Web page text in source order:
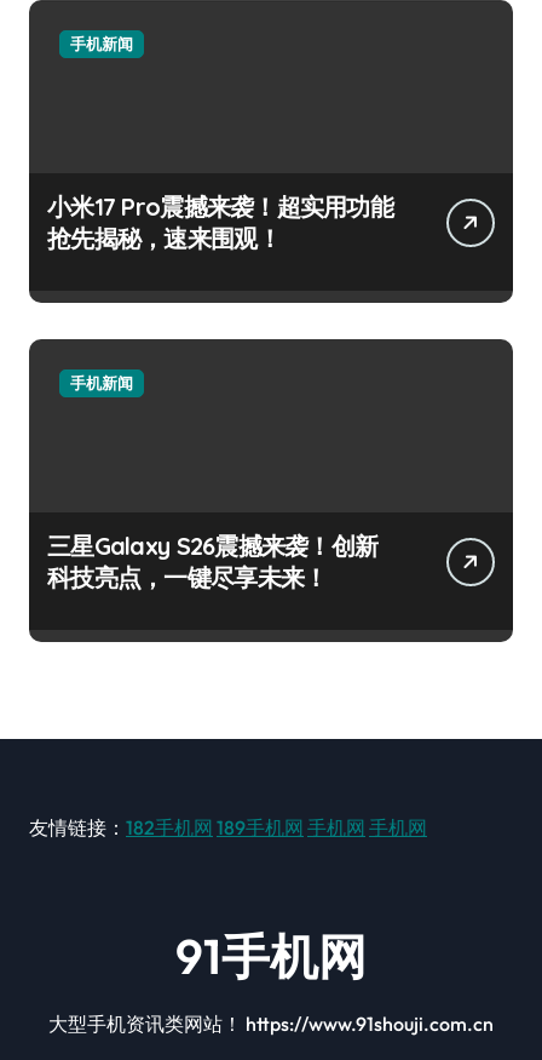
手机新闻
小米17 Pro震撼来袭！超实用功能
抢先揭秘，速来围观！
手机新闻
三星Galaxy S26震撼来袭！创新
科技亮点，一键尽享未来！
友情链接： 182手机网 189手机网 手机网 手机网
91手机网
大型手机资讯类网站！ https://www.91shouji.com.cn